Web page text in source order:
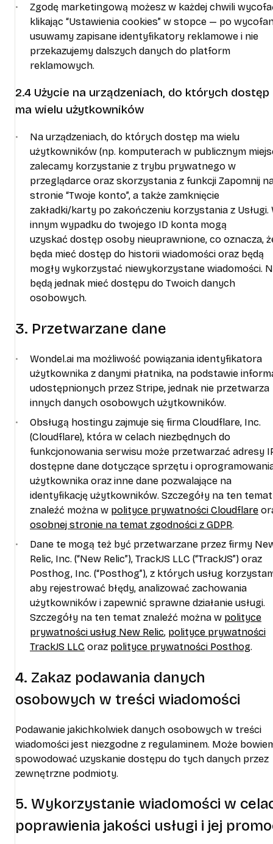
Zgodę marketingową możesz w każdej chwili
klikając “Ustawienia cookies” w stopce — po
usuwamy zapisane identyfikatory reklamowe i nie
przekazujemy dalszych danych do platform
reklamowych.
2.4 Użycie na urządzeniach, do których dostęp
ma wielu użytkowników
Na urządzeniach, do których dostęp ma wielu
użytkowników (np. komputerach w publicznym
zalecamy korzystanie z trybu prywatnego w
przeglądarce oraz skorzystania z funkcji Zapomnij
stronie “Twoje konto”, a także zamknięcie
zakładki/karty po zakończeniu korzystania z Usługi.
innym wypadku do twojego ID konta mogą
uzyskać dostęp osoby nieuprawnione, co oznacza,
będa mieć dostęp do historii wiadomości oraz będą
mogły wykorzystać niewykorzystane wiadomości.
będą jednak mieć dostępu do Twoich danych
osobowych.
3. Przetwarzane dane
Wondel.ai ma możliwość powiązania identyfikatora
użytkownika z danymi płatnika, na podstawie
udostępnionych przez Stripe, jednak nie przetwarza
innych danych osobowych użytkowników.
Obsługą hostingu zajmuje się firma Cloudflare, Inc.
(Cloudflare), która w celach niezbędnych do
funkcjonowania serwisu może przetwarzać adresy
dostępne dane dotyczące sprzętu i
użytkownika oraz inne dane pozwalające na
identyfikację użytkowników. Szczegóły na ten temat
znaleźć można w polityce prywatności Cloudflare
osobnej stronie na temat zgodności z GDPR.
Dane te mogą też być przetwarzane przez firmy
Relic, Inc. (“New Relic”), TrackJS LLC (“TrackJS”) oraz
Posthog, Inc. (“Posthog”), z których usług
aby rejestrować błędy, analizować zachowania
użytkowników i zapewnić sprawne działanie usługi.
Szczegóły na ten temat znaleźć można w polityce
prywatności usług New Relic, polityce prywatności
TrackJS LLC oraz polityce prywatności Posthog.
4. Zakaz podawania danych
osobowych w treści wiadomości
Podawanie jakichkolwiek danych osobowych w treści
wiadomości jest niezgodne z regulaminem. Może
spowodować uzyskanie dostępu do tych danych przez
zewnętrzne podmioty.
5. Wykorzystanie wiadomości w
poprawienia jakości usługi i jej